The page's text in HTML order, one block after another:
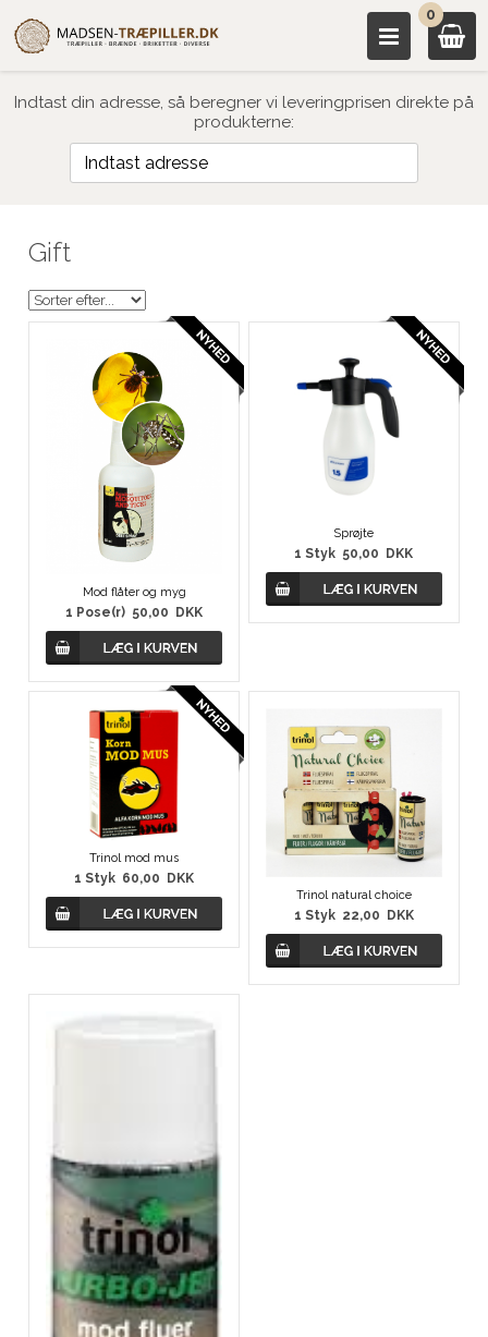
0
Indtast din adresse, så beregner vi leveringprisen direkte på
produkterne:
Gift
Mod flåter og myg
1 Pose(r) 50,00 DKK
Sprøjte
1Styk 50,00 DKK
Trinol mod mus
1Styk 60,00 DKK
Trinol natural choice
1 Styk 22,00 DKK